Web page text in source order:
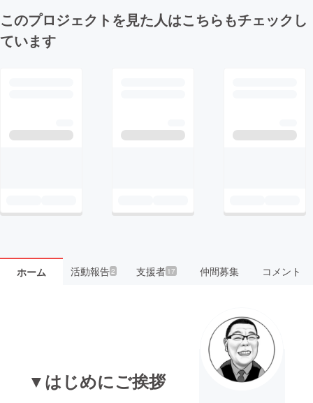
このプロジェクトを見た人はこちらもチェックし
ています
ホーム 活動報告2 支援者 17 仲間募集 コメント
▼はじめにご挨拶